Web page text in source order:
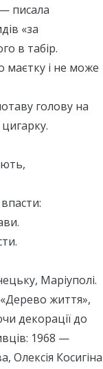
писала
«за
в табір.
маєтку і не може
голову на
Маріуполі.
життя»,
декорації до
1968 —
Олексія Косигіна